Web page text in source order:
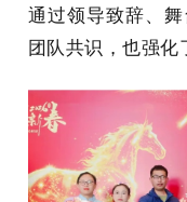
通过领导致辞、
团队共识，也强化